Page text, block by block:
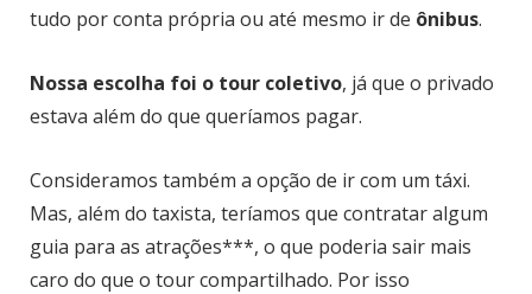
tudo por conta própria ou até mesmo ir de ônibus.
Nossa escolha foi o tour coletivo, já que o privado
estava além do que queríamos pagar.
Consideramos também a opção de ir com um táxi.
Mas, além do taxista, teríamos que contratar algum
guia para as atrações***, o que poderia sair mais
caro do que o tour compartilhado. Por isso